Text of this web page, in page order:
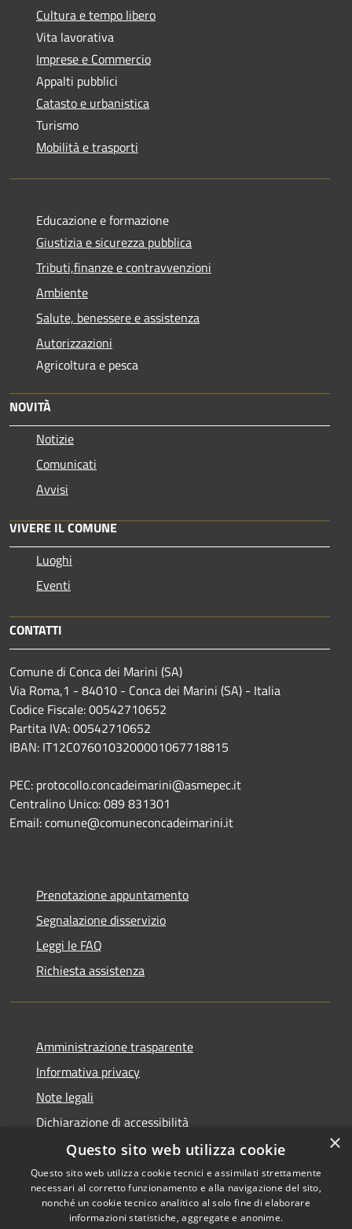
Cultura e tempo libero
Vita lavorativa
Imprese e Commercio
Appalti pubblici
Catasto e urbanistica
Turismo
Mobilità e trasporti
Educazione e formazione
Giustizia e sicurezza pubblica
Tributi,finanze e contravvenzioni
Ambiente
Salute, benessere e assistenza
Autorizzazioni
Agricoltura e pesca
NOVITÀ
Notizie
Comunicati
Avvisi
VIVERE IL COMUNE
Luoghi
Eventi
CONTATTI
Comune di Conca dei Marini (SA)
Via Roma,1 - 84010 - Conca dei Marini (SA) - Italia
Codice Fiscale: 00542710652
Partita IVA: 00542710652
IBAN: IT12C0760103200001067718815
PEC: protocollo.concadeimarini@asmepec.it
Centralino Unico: 089 831301
Email: comune@comuneconcadeimarini.it
Prenotazione appuntamento
Segnalazione disservizio
Leggi le FAQ
Richiesta assistenza
Amministrazione trasparente
Informativa privacy
Note legali
Dichiarazione di accessibilità
Accessibilità
Copyright © 2026 • Comune di
Conca dei Marini • Powered by
×
Questo sito web utilizza cookie
Questo sito web utilizza cookie tecnici e assimilati strettamente
necessari al corretto funzionamento e alla navigazione del sito,
nonché un cookie tecnico analitico al solo fine di elaborare
informazioni statistiche, aggregate e anonime.